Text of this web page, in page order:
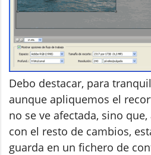
Debo destacar, para
aunque apliquemos el
no se ve afectada, sino
con el resto de cambios,
guarda en un fichero de